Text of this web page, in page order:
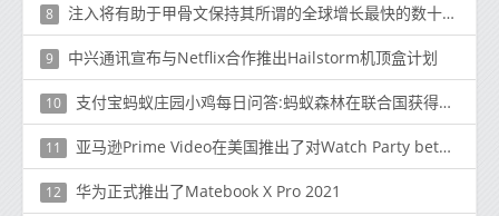
8 注入将有助于甲骨文保持其所谓的全球增长最快的数十亿美元云业务
9 中兴通讯宣布与Netflix合作推出Hailstorm机顶盒计划
10 支付宝蚂蚁庄园小鸡每日问答:蚂蚁森林在联合国获得什么奖
11 亚马逊Prime Video在美国推出了对Watch Party beta的支持
12 华为正式推出了Matebook X Pro 2021